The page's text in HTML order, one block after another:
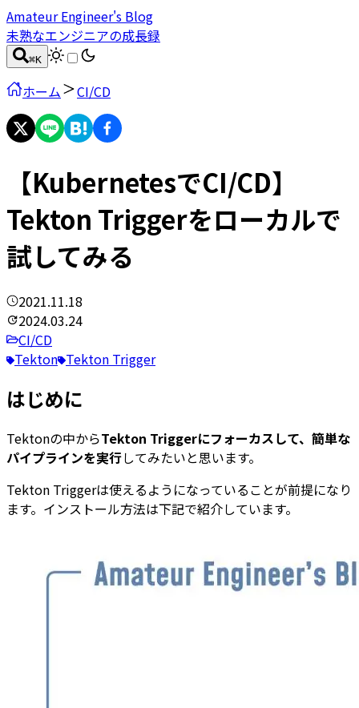
Amateur Engineer's Blog
未熟なエンジニアの成長録
⌘K
ホーム CI/CD
【KubernetesでCI/CD】
Tekton Triggerをローカルで
試してみる
2021.11.18
2024.03.24
CI/CD
Tekton Tekton Trigger
はじめに
Tektonの中からTekton Triggerにフォーカスして、簡単な
パイプラインを実行してみたいと思います。
Tekton Triggerは使えるようになっていることが前提になり
ます。インストール方法は下記で紹介しています。